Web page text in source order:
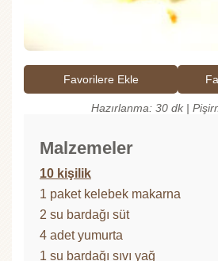
Favorilere Ekle
Hazırlanma: 30 dk |
Malzemeler
10 kişilik
1 paket kelebek makarna
2 su bardağı süt
4 adet yumurta
1 su bardağı sıvı yağ